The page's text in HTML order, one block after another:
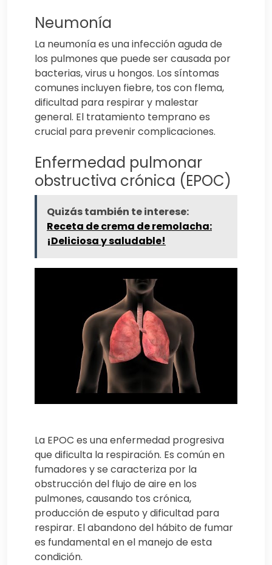
Neumonía
La neumonía es una infección aguda de
los pulmones que puede ser causada por
bacterias, virus u hongos. Los síntomas
comunes incluyen fiebre, tos con flema,
dificultad para respirar y malestar
general. El tratamiento temprano es
crucial para prevenir complicaciones.
Enfermedad pulmonar
obstructiva crónica (EPOC)
Quizás también te interese:
Receta de crema de remolacha:
¡Deliciosa y saludable!
La EPOC es una enfermedad progresiva
que dificulta la respiración. Es común en
fumadores y se caracteriza por la
obstrucción del flujo de aire en los
pulmones, causando tos crónica,
producción de esputo y dificultad para
respirar. El abandono del hábito de fumar
es fundamental en el manejo de esta
condición.